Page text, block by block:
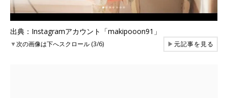
出典：Instagramアカウント「makipooon91」
▼次の画像は下へスクロール (3/6) ▶元記事を見る